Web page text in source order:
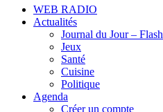
WEB RADIO
Actualités
Journal du Jour – Flash
Jeux
Santé
Cuisine
Politique
Agenda
Créer un compte